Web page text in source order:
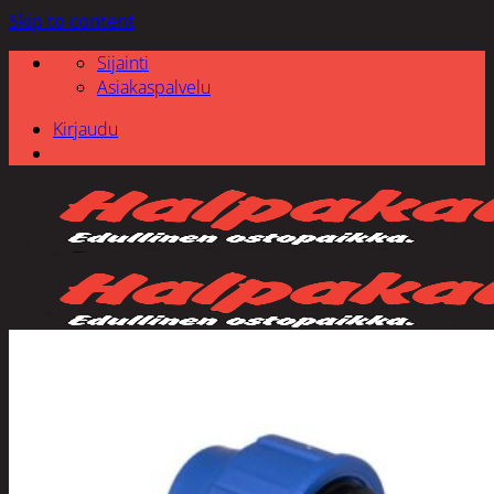
Skip to content
Sijainti
Asiakaspalvelu
Kirjaudu